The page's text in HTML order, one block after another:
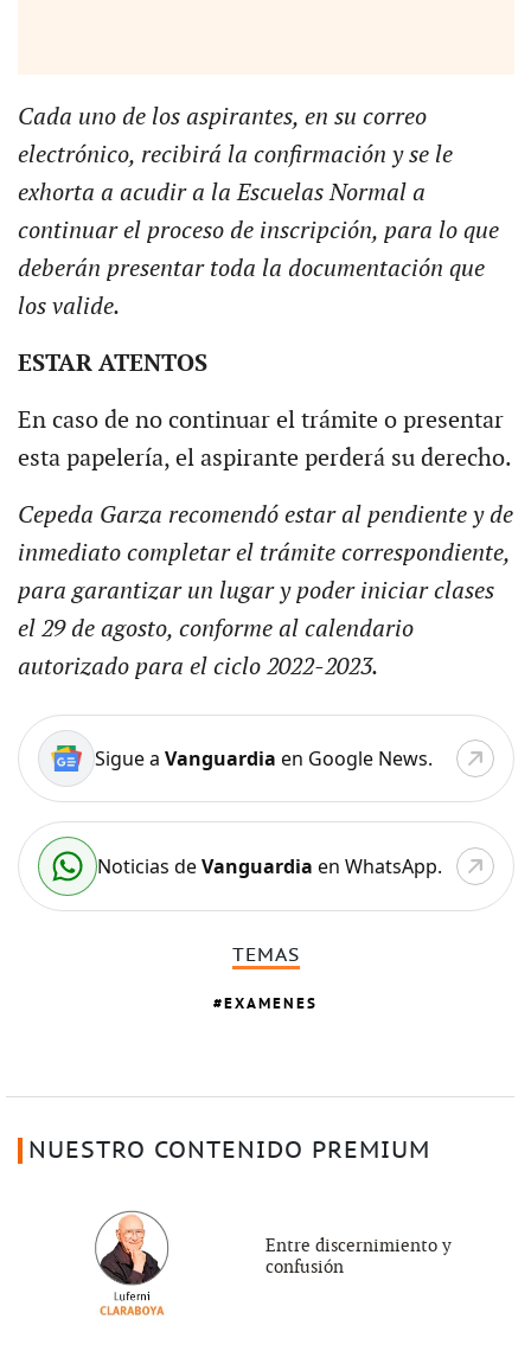
Cada uno de los aspirantes, en su correo
electrónico, recibirá la confirmación y se le
exhorta a acudir a la Escuelas Normal a
continuar el proceso de inscripción, para lo que
deberán presentar toda la documentación que
los valide.
ESTAR ATENTOS
En caso de no continuar el trámite o presentar
esta papelería, el aspirante perderá su derecho.
Cepeda Garza recomendó estar al pendiente y de
inmediato completar el trámite correspondiente,
para garantizar un lugar y poder iniciar clases
el 29 de agosto, conforme al calendario
autorizado para el ciclo 2022-2023.
Sigue a Vanguardia en Google News.
Noticias deVanguardia en WhatsApp.
TEMAS
EXAMENES
NUESTRO CONTENIDO PREMIUM
Entre discernimiento y
confusión